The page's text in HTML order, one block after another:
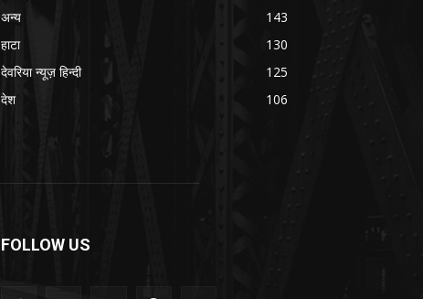
अन्य
143
हाटा
130
देवरिया न्यूज़ हिन्दी
125
देश
106
FOLLOW US